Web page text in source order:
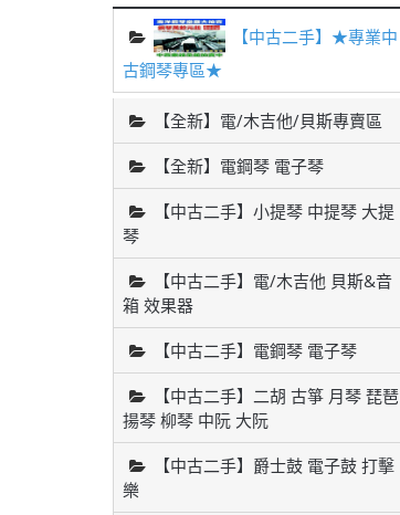
【中古二手】★專業中
古鋼琴專區★
【全新】電/木吉他/貝斯專賣區
【全新】電鋼琴 電子琴
【中古二手】小提琴 中提琴 大提
琴
【中古二手】電/木吉他 貝斯&音
箱 效果器
【中古二手】電鋼琴 電子琴
【中古二手】二胡 古箏 月琴 琵琶
揚琴 柳琴 中阮 大阮
【中古二手】爵士鼓 電子鼓 打擊
樂